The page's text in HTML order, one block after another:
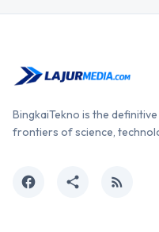
BingkaiTekno is the
frontiers of science,
facebook share rss_feed